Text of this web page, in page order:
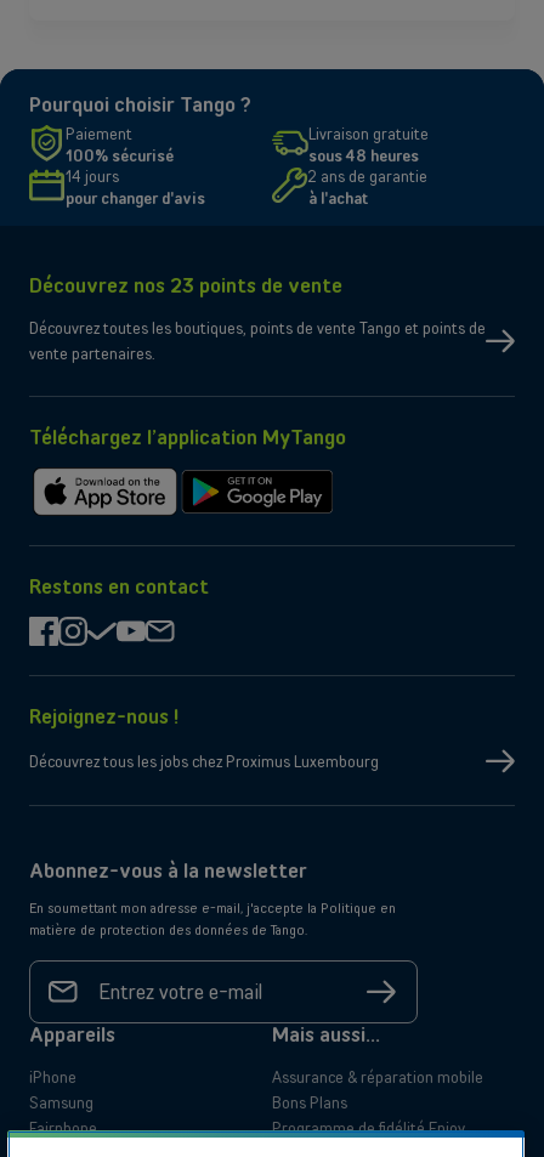
Pourquoi choisir Tango ?
Paiement
100% sécurisé
Livraison gratuite
sous 48 heures
14 jours
pour changer d'avis
2 ans de garantie
à l'achat
Découvrez nos 23 points de vente
Découvrez toutes les boutiques, points de vente Tango et points de
vente partenaires.
Téléchargez l’application MyTango
sur
Store
sur
Play
Restons en contact
facebook
instagram
checkyoutube
mail
Rejoignez-nous !
Découvrez tous les jobs chez Proximus Luxembourg
Abonnez-vous à la newsletter
En soumettant mon adresse e-mail, j'accepte la Politique en
matière de protection des données de Tango.
Votre
adresse
e-mail* S'inscrire
Appareils
iPhone
Samsung
Fairphone
Mais aussi...
Assurance & réparation mobile
Bons Plans
Programme de fidélité Enjoy